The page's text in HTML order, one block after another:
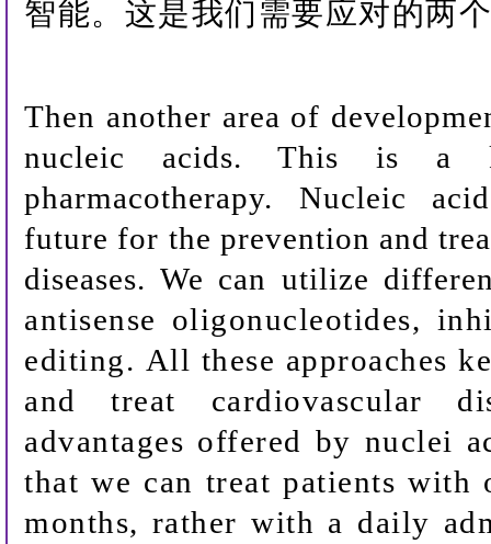
智能。这是我们需要应对的两
Then another area of
nucleic acids. This is a
pharmacotherapy. Nucleic
future for the prevention and
diseases. We can utilize
antisense oligonucleotides,
editing. All these approaches
and treat cardiovascular
advantages offered by nuclei
that we can treat patients with
months, rather with a daily